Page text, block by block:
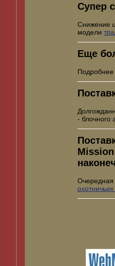
Супер
Снижение
модели
Еще
- блочного
Очередная